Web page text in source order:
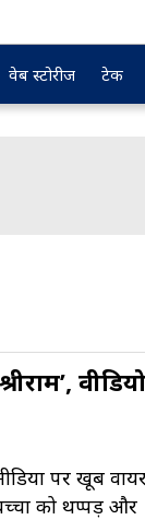
वेब स्टोरीज टेक
वीडियो
पर खूब
को थप्पड़ और